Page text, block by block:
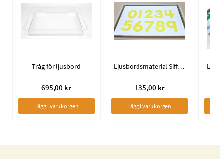
Tråg för ljusbord
695,00 kr
Lägg i varukorgen
Ljusbordsmaterial Siffror
135,00 kr
Lägg i varukorgen